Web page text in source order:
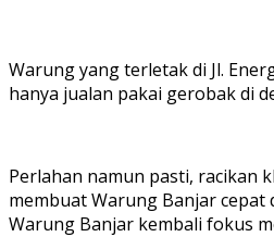
Warung yang terletak di Jl.
hanya jualan pakai gerobak di
Perlahan namun pasti, racikan
membuat Warung Banjar cepat
Warung Banjar kembali fokus